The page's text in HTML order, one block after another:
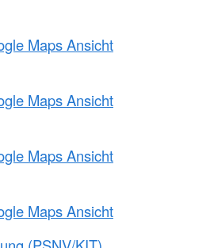
Maps Ansicht
Maps Ansicht
Maps Ansicht
Maps Ansicht